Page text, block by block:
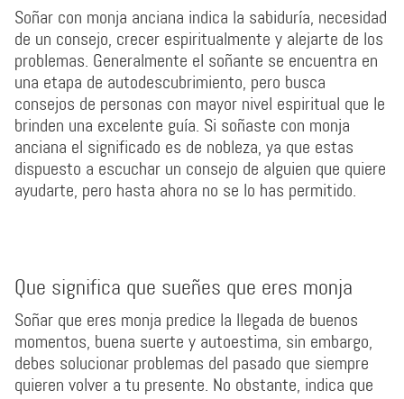
Soñar con monja anciana indica la sabiduría, necesidad
de un consejo, crecer espiritualmente y alejarte de los
problemas. Generalmente el soñante se encuentra en
una etapa de autodescubrimiento, pero busca
consejos de personas con mayor nivel espiritual que le
brinden una excelente guía. Si soñaste con monja
anciana el significado es de nobleza, ya que estas
dispuesto a escuchar un consejo de alguien que quiere
ayudarte, pero hasta ahora no se lo has permitido.
Que significa que sueñes que eres monja
Soñar que eres monja predice la llegada de buenos
momentos, buena suerte y autoestima, sin embargo,
debes solucionar problemas del pasado que siempre
quieren volver a tu presente. No obstante, indica que